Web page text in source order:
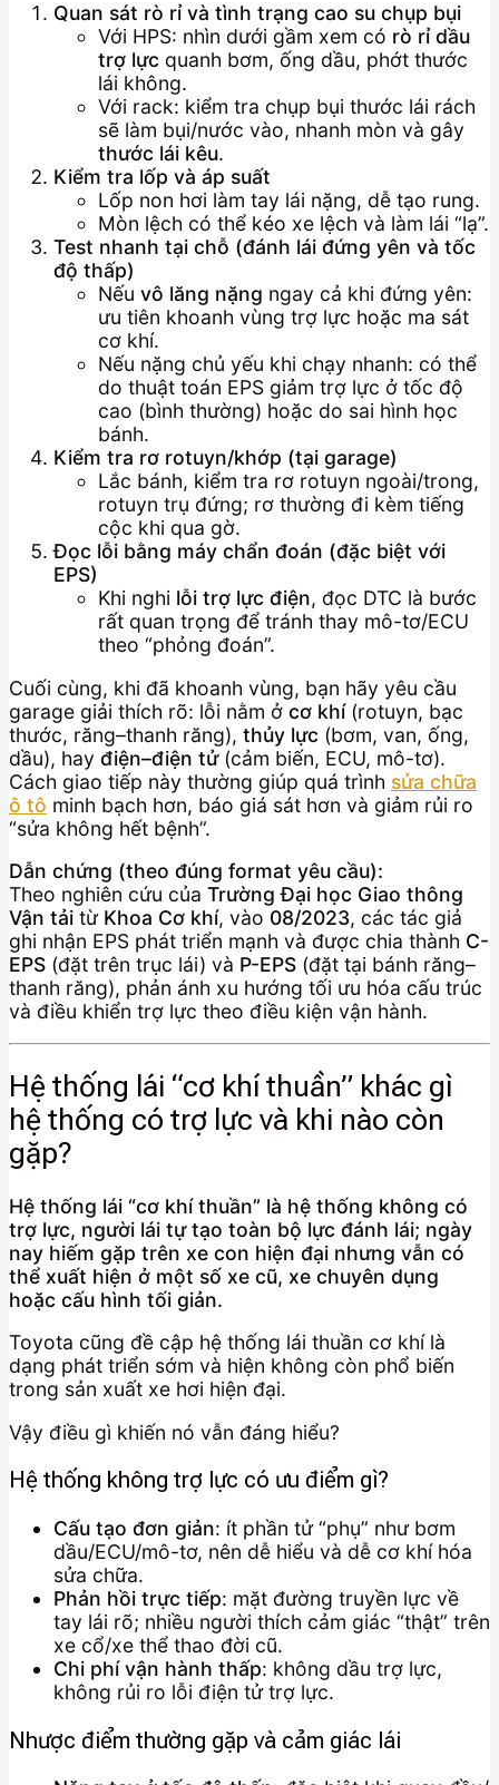
Quan sát rò rỉ và tình trạng cao su chụp bụi
Với HPS: nhìn dưới gầm xem có rò rỉ dầu
trợ lực quanh bơm, ống dầu, phớt thước
lái không.
Với rack: kiểm tra chụp bụi thước lái rách
sẽ làm bụi/nước vào, nhanh mòn và gây
thước lái kêu.
Kiểm tra lốp và áp suất
Lốp non hơi làm tay lái nặng, dễ tạo rung.
Mòn lệch có thể kéo xe lệch và làm lái “lạ”.
Test nhanh tại chỗ (đánh lái đứng yên và tốc
độ thấp)
Nếu vô lăng nặng ngay cả khi đứng yên:
ưu tiên khoanh vùng trợ lực hoặc ma sát
cơ khí.
Nếu nặng chủ yếu khi chạy nhanh: có thể
do thuật toán EPS giảm trợ lực ở tốc độ
cao (bình thường) hoặc do sai hình học
bánh.
Kiểm tra rơ rotuyn/khớp (tại garage)
Lắc bánh, kiểm tra rơ rotuyn ngoài/trong,
rotuyn trụ đứng; rơ thường đi kèm tiếng
cộc khi qua gờ.
Đọc lỗi bằng máy chẩn đoán (đặc biệt với
EPS)
Khi nghi lỗi trợ lực điện, đọc DTC là bước
rất quan trọng để tránh thay mô-tơ/ECU
theo “phỏng đoán”.
Cuối cùng, khi đã khoanh vùng, bạn hãy yêu cầu
garage giải thích rõ: lỗi nằm ở cơ khí(rotuyn, bạc
thước, răng–thanh răng), thủy lực (bơm, van, ống,
dầu), hay điện–điện tử(cảm biến, ECU, mô-tơ).
Cách giao tiếp này thường giúp quá trình sửa chữa
ô tô minh bạch hơn, báo giá sát hơn và giảm rủi ro
“sửa không hết bệnh”.
Dẫn chứng (theo đúng format yêu cầu):
Theo nghiên cứu của Trường Đại học Giao thông
Vận tải từ Khoa Cơ khí, vào 08/2023, các tác giả
ghi nhận EPS phát triển mạnh và được chia thành C-
EPS (đặt trên trục lái) và P-EPS (đặt tại bánh răng–
thanh răng), phản ánh xu hướng tối ưu hóa cấu trúc
và điều khiển trợ lực theo điều kiện vận hành.
Hệ thống lái “cơ khí thuần” khác gì
hệ thống có trợ lực và khi nào còn
gặp?
Hệ thống lái “cơ khí thuần” là hệ thống không có
trợ lực, người lái tự tạo toàn bộ lực đánh lái; ngày
nay hiếm gặp trên xe con hiện đại nhưng vẫn có
thể xuất hiện ở một số xe cũ, xe chuyên dụng
hoặc cấu hình tối giản.
Toyota cũng đề cập hệ thống lái thuần cơ khí là
dạng phát triển sớm và hiện không còn phổ biến
trong sản xuất xe hơi hiện đại.
Vậy điều gì khiến nó vẫn đáng hiểu?
Hệ thống không trợ lực có ưu điểm gì?
Cấu tạo đơn giản: ít phần tử “phụ” như bơm
dầu/ECU/mô-tơ, nên dễ hiểu và dễ cơ khí hóa
sửa chữa.
Phản hồi trực tiếp: mặt đường truyền lực về
tay lái rõ; nhiều người thích cảm giác “thật” trên
xe cổ/xe thể thao đời cũ.
Chi phí vận hành thấp: không dầu trợ lực,
không rủi ro lỗi điện tử trợ lực.
Nhược điểm thường gặp và cảm giác lái